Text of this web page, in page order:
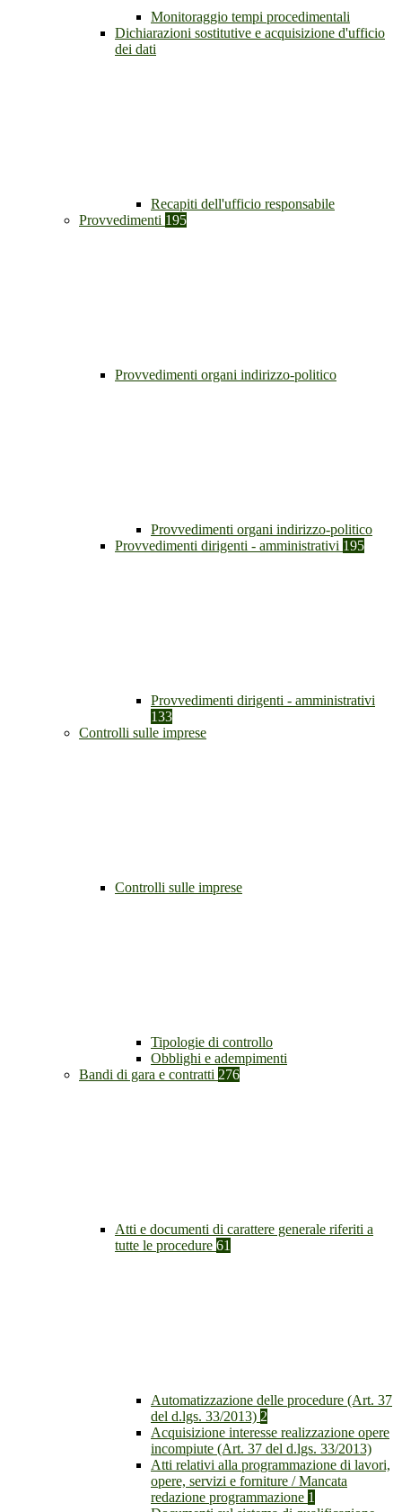
Monitoraggio tempi procedimentali
Dichiarazioni sostitutive e acquisizione d'ufficio
dei dati
Recapiti dell'ufficio responsabile
Provvedimenti 195
Provvedimenti organi indirizzo-politico
Provvedimenti organi indirizzo-politico
Provvedimenti dirigenti - amministrativi 195
Provvedimenti dirigenti - amministrativi
133
Controlli sulle imprese
Controlli sulle imprese
Tipologie di controllo
Obblighi e adempimenti
Bandi di gara e contratti 276
Atti e documenti di carattere generale riferiti a
tutte le procedure 61
Automatizzazione delle procedure (Art. 37
del d.lgs. 33/2013) 2
Acquisizione interesse realizzazione opere
incompiute (Art. 37 del d.lgs. 33/2013)
Atti relativi alla programmazione di lavori,
opere, servizi e forniture / Mancata
redazione programmazione 1